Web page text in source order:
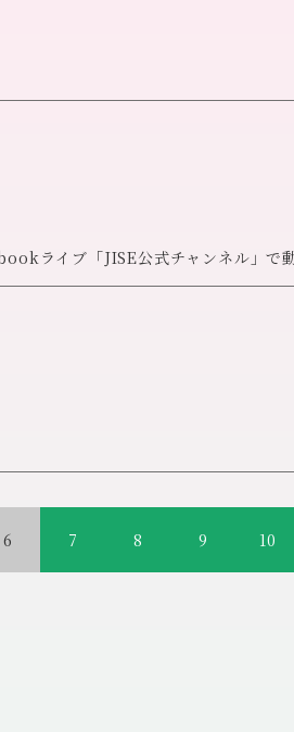
お気軽にご参加下さいませ(*^^*)
ます
り、これが、あなたの人生の質にも大
て歩む人生と、そうでない人生では全
では、なぜ自己肯定感をアップさせる
を肯定し、自分を愛するための、基
。 ライブ「JISE公式チャンネル」で
ち直ったり、安定した状態でいられた
す。
6 7 8 9 10